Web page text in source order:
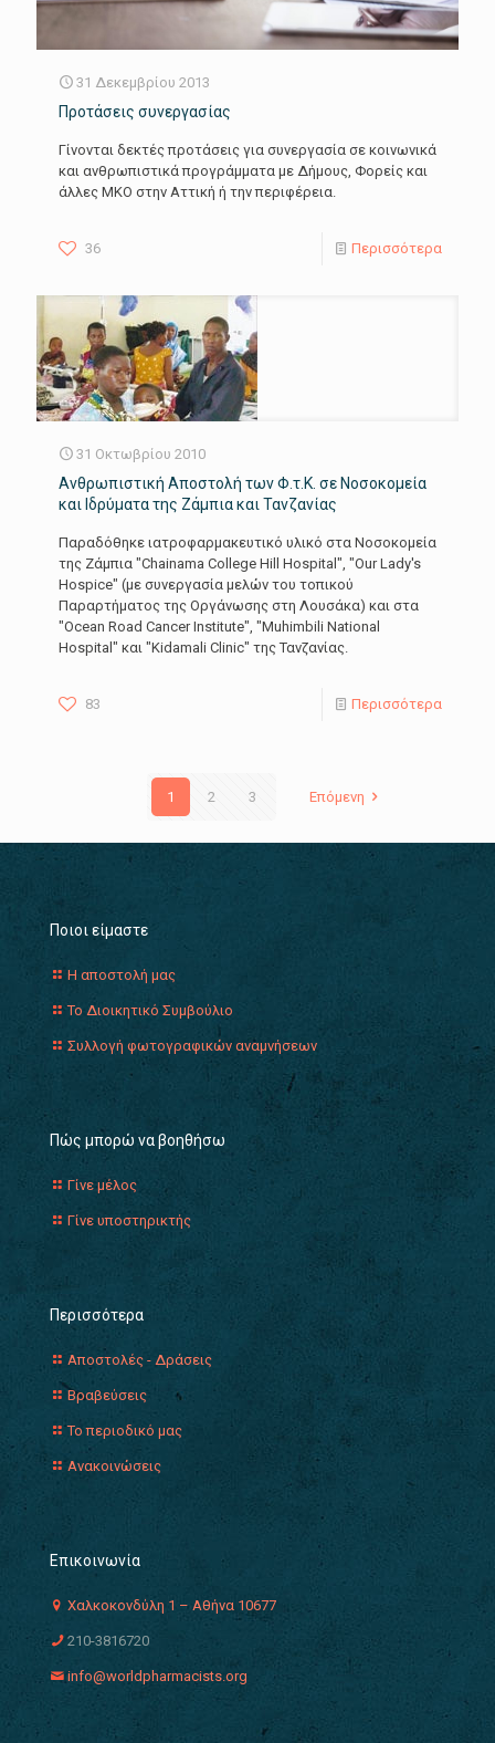
31 Δεκεμβρίου 2013
Προτάσεις συνεργασίας
Γίνονται δεκτές προτάσεις για συνεργασία σε κοινωνικά
και ανθρωπιστικά προγράμματα με Δήμους, Φορείς και
άλλες ΜΚΟ στην Αττική ή την περιφέρεια.
36 Περισσότερα
31 Οκτωβρίου 2010
Ανθρωπιστική Αποστολή των Φ.τ.Κ. σε Νοσοκομεία
και Ιδρύματα της Ζάμπια και Τανζανίας
Παραδόθηκε ιατροφαρμακευτικό υλικό στα Νοσοκομεία
της Ζάμπια "Chainama College Hill Hospital", "Our Lady's
Hospice" (με συνεργασία μελών του τοπικού
Παραρτήματος της Οργάνωσης στη Λουσάκα) και στα
"Ocean Road Cancer Institute", "Muhimbili National
Hospital" και "Kidamali Clinic" της Τανζανίας.
83 Περισσότερα
1 2 3 Επόμενη
Ποιοι είμαστε
Η αποστολή μας
Το Διοικητικό Συμβούλιο
Συλλογή φωτογραφικών αναμνήσεων
Πώς μπορώ να βοηθήσω
Γίνε μέλος
Γίνε υποστηρικτής
Περισσότερα
Αποστολές - Δράσεις
Βραβεύσεις
Το περιοδικό μας
Ανακοινώσεις
Επικοινωνία
Χαλκοκονδύλη 1 – Αθήνα 10677
210-3816720
info@worldpharmacists.org